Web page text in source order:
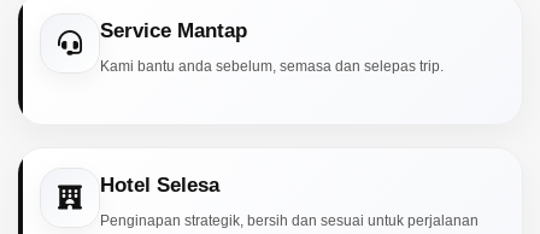
Service Mantap
Kami bantu anda sebelum, semasa dan selepas trip.
Hotel Selesa
Penginapan strategik, bersih dan sesuai untuk perjalanan